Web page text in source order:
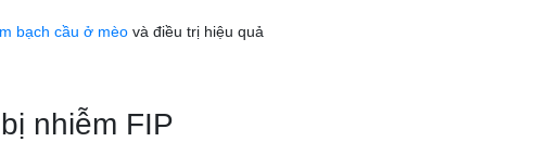
bạch cầu ở mèo và điều trị hiệu quả
nhiễm FIP